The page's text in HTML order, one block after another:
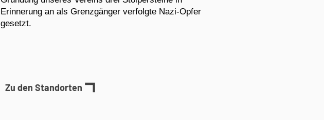
Erinnerung an als Grenzgänger verfolgte Nazi-Opfer
gesetzt.
Zu den Standorten